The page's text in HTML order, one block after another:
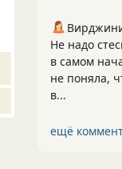
Не надо
в самом
не поняла,
в...
ещё